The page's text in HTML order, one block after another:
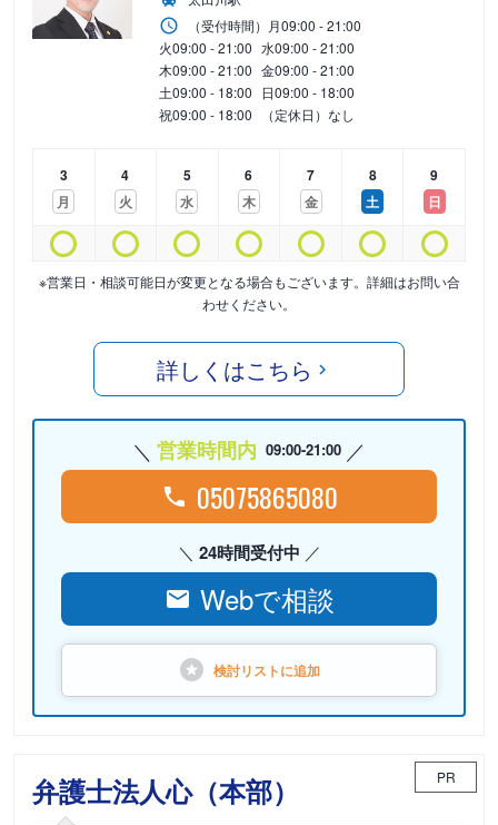
（受付時間） 月09:00 - 21:00
火09:00 - 21:00 水09:00 - 21:00
木09:00 - 21:00 金09:00 - 21:00
土09:00 - 18:00 日09:00 - 18:00
祝09:00 - 18:00 （定休日）なし
3
月
4
火
5
水
6
木
7
金
8
土
9
日
※営業日・相談可能日が変更となる場合もございます。詳細はお問い合
わせください。
詳しくはこちら
営業時間内 09:00-21:00
05075865080
24時間受付中
Webで相談
検討リストに追加
弁護士法人心（本部） PR